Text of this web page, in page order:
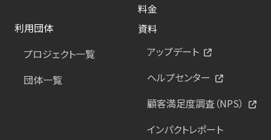
料金
利用団体
プロジェクト一覧
団体一覧
資料
アップデート
ヘルプセンター
顧客満足度調査（NPS）
インパクトレポート